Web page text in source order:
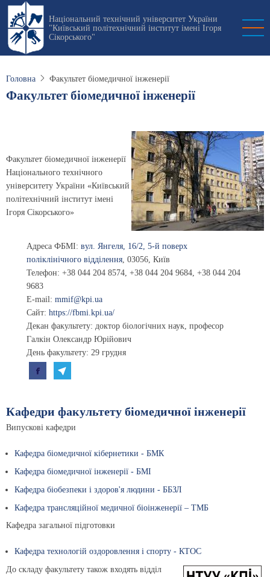
Перейти
основного
вмісту
Національний технічний університет України
"Київський політехнічний інститут імені Ігоря
Сікорського"
Головна Факультет біомедичної інженерії
Факультет біомедичної інженерії
Факультет біомедичної інженерії
Національного технічного
університету України «Київський
політехнічний інститут імені
Ігоря Сікорського»
Адреса ФБМІ: вул. Янгеля, 16/2, 5-й поверх
поліклінічного відділення, 03056, Київ
Телефон: +38 044 204 8574, +38 044 204 9684, +38 044 204
9683
E-mail: mmif@kpi.ua
Сайт: https://fbmi.kpi.ua/
Декан факультету: доктор біологічних наук, професор
Галкін Олександр Юрійович
День факультету: 29 грудня
Кафедри факультету біомедичної інженерії
Випускові кафедри
Кафедра біомедичної кібернетики - БМК
Кафедра біомедичної інженерії - БМІ
Кафедра біобезпеки і здоров'я людини - ББЗЛ
Кафедра трансляційної медичної біоінженерії – ТМБ
Кафедра загальної підготовки
Кафедра технологій оздоровлення і спорту - КТОС
До складу факультету також входять відділ